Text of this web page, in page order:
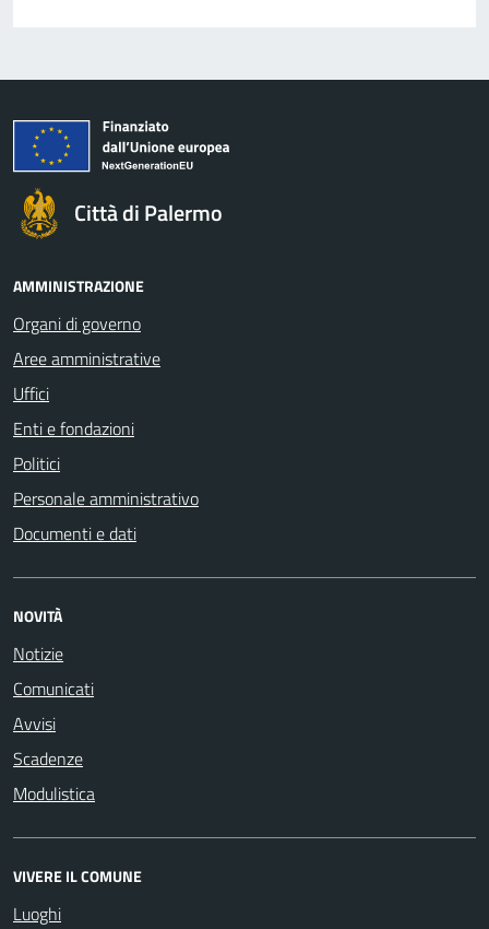
Città di Palermo
AMMINISTRAZIONE
Organi di governo
Aree amministrative
Uffici
Enti e fondazioni
Politici
Personale amministrativo
Documenti e dati
NOVITÀ
Notizie
Comunicati
Avvisi
Scadenze
Modulistica
VIVERE IL COMUNE
Luoghi